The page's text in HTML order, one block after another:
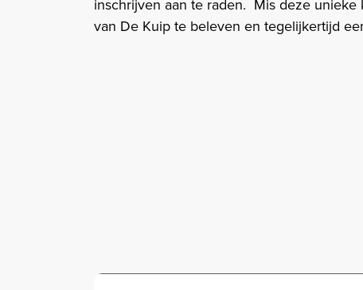
inschrijven aan te raden. ​ Mis deze
van De Kuip te beleven en tegelijkertijd